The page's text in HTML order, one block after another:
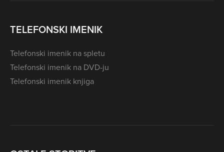
TELEFONSKI IMENIK
Telefonski imenik na spletu
Telefonski imenik na DVD-ju
Telefonski imenik knjiga